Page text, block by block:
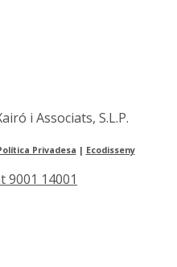
i Associats, S.L.P.
Privadesa | Ecodisseny